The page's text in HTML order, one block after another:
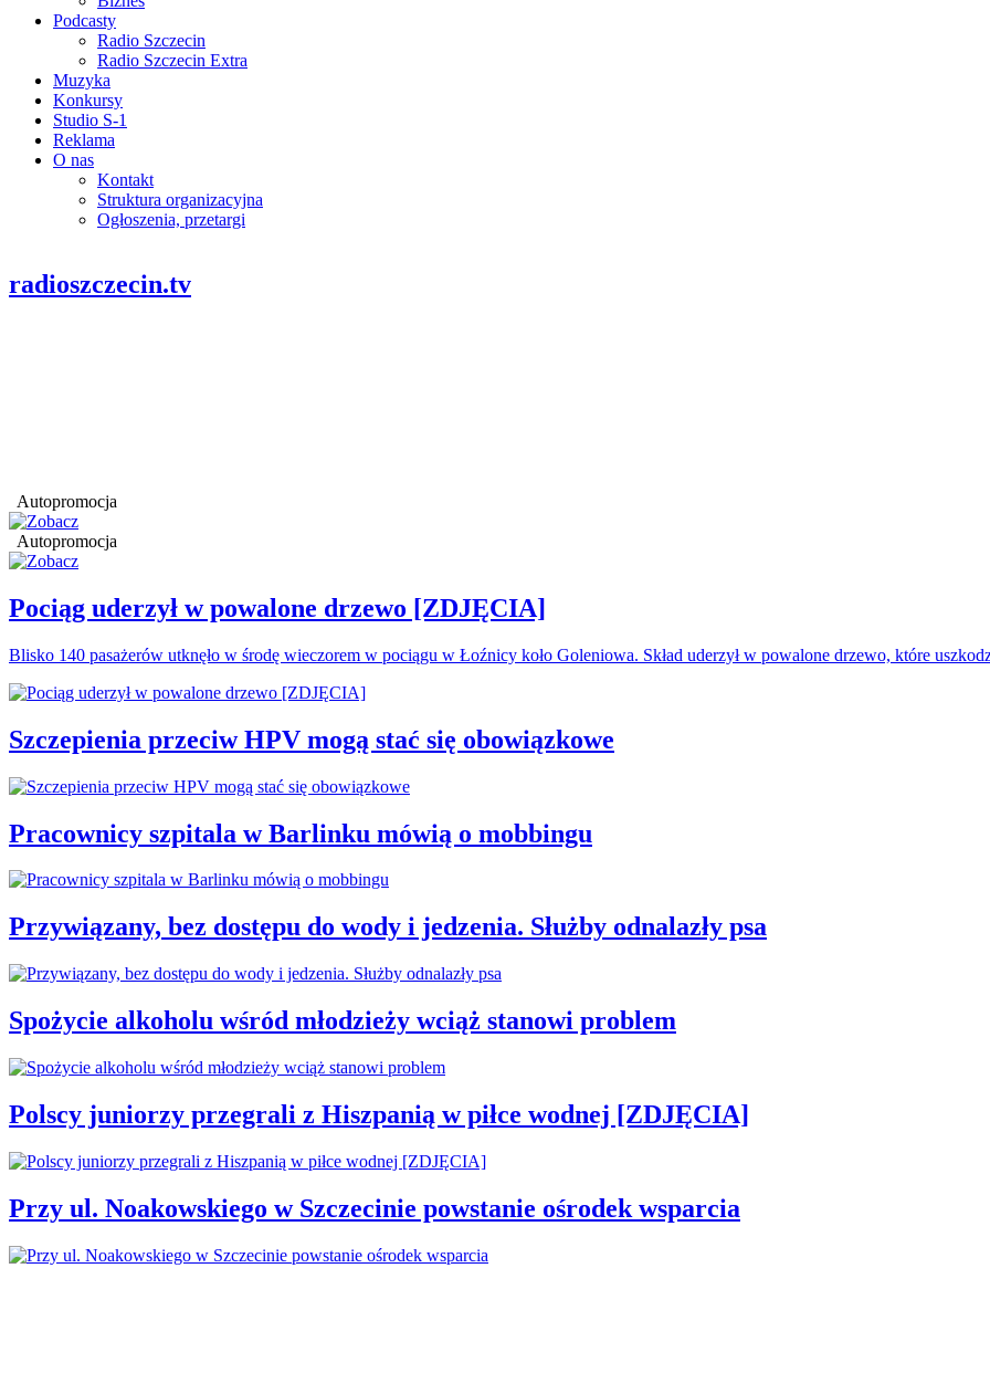
Podcasty
Radio Szczecin
Radio Szczecin Extra
Muzyka
Konkursy
Studio S-1
Reklama
O nas
Kontakt
Struktura organizacyjna
Ogłoszenia, przetargi
radioszczecin.tv
Autopromocja
Autopromocja
Pociąg uderzył w powalone drzewo [ZDJĘCIA]
Blisko 140 pasażerów utknęło w środę wieczorem w pociągu w Łoźnicy koło Goleniowa. Skład uderzył w powalone drzewo, które
Szczepienia przeciw HPV mogą stać się obowiązkowe
Pracownicy szpitala w Barlinku mówią o mobbingu
Przywiązany, bez dostępu do wody i jedzenia. Służby odnalazły psa
Spożycie alkoholu wśród młodzieży wciąż stanowi problem
Polscy juniorzy przegrali z Hiszpanią w piłce wodnej [ZDJĘCIA]
Przy ul. Noakowskiego w Szczecinie powstanie ośrodek wsparcia